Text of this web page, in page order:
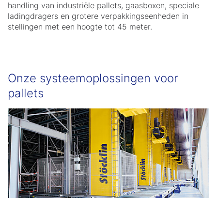
handling van industriële pallets, gaasboxen, speciale
ladingdragers en grotere verpakkingseenheden in
stellingen met een hoogte tot 45 meter.
Onze systeemoplossingen voor
pallets